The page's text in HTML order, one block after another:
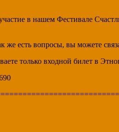
в нашем Фестивале
же есть вопросы, вы можете
только входной билет в